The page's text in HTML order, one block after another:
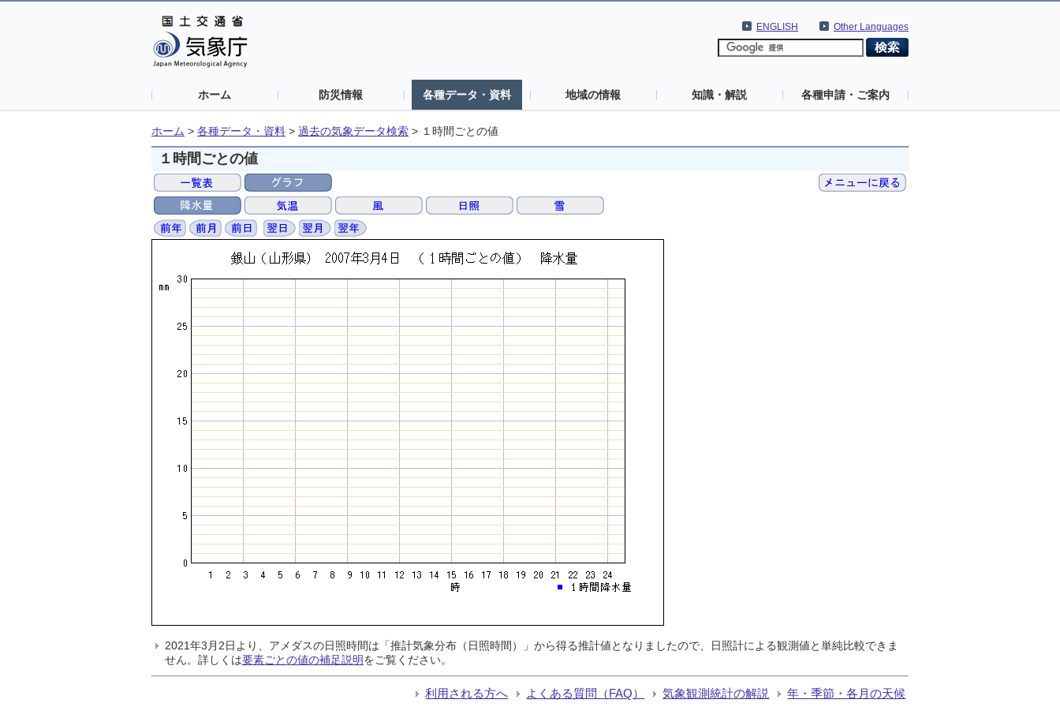
Other Languages
ENGLISH
ホーム 防災情報 各種データ・資料 地域の情報 知識・解説 各種申請・ご案内
ホーム > 各種データ・資料 > 過去の気象データ検索 > １時間ごとの値
１時間ごとの値
2021年3月2日より、アメダスの日照時間は「推計気象分布（日照時間）」から得る推計値となりましたので、日照計による観測値と単純比較できま
せん。詳しくは要素ごとの値の補足説明をご覧ください。
利用される方へ よくある質問（FAQ） 気象観測統計の解説 年・季節・各月の天候